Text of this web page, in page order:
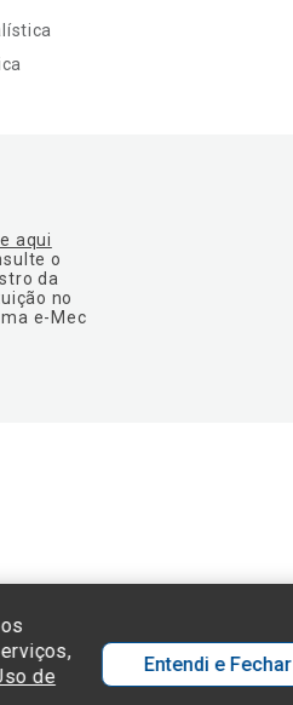
aqui
o
da
no
e-Mec
de
Entendi e Fechar